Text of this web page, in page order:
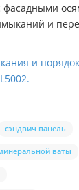
фасадными
и
и порядок
сэндвич панель
ваты